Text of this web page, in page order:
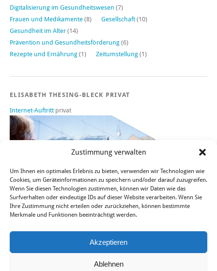
Zustimmung verwalten
Um Ihnen ein optimales Erlebnis zu bieten, verwenden wir Technologien wie
Cookies, um Geräteinformationen zu speichern und/oder darauf zuzugreifen.
Wenn Sie diesen Technologien zustimmen, können wir Daten wie das
Surfverhalten oder eindeutige IDs auf dieser Website verarbeiten. Wenn Sie
Ihre Zustimmung nicht erteilen oder zurückziehen, können bestimmte
Merkmale und Funktionen beeinträchtigt werden.
Akzeptieren
Ablehnen
Digitalisierung im Gesundheitswesen (7)
Frauen und Medikamente (8) Gesellschaft (10)
Gesundheit im Alter (14)
Prävention und Gesundheitsförderung (6)
Rezepte und Ernährung (1) Zeitumstellung (1)
ELISABETH THESING-BLECK PRIVAT
Internet-Auftritt privat